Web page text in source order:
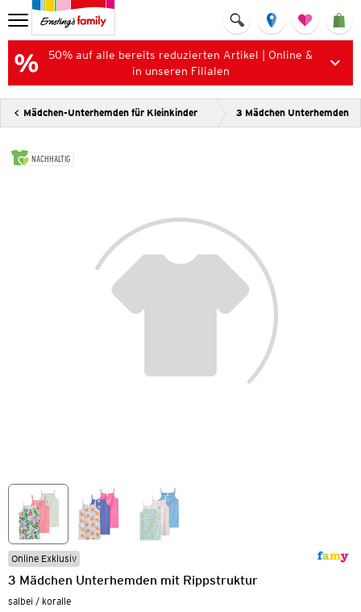
50% auf alle bereits reduzierten Artikel | Online &
in unseren Filialen
Mädchen-Unterhemden für Kleinkinder 3 Mädchen Unterhemden
NACHHALTIG
Online Exklusiv
3 Mädchen Unterhemden mit Rippstruktur
salbei / koralle